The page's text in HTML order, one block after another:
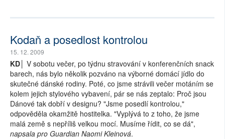
Kodaň a posedlost kontrolou
15. 12. 2009
KD│
V sobotu večer, po týdnu stravování v konferenčních snack
barech, nás bylo několik pozváno na výborné domácí jídlo do
skutečné dánské rodiny. Poté, co jsme strávili večer motáním se
kolem jejich stylového vybavení, pár se nás zeptalo: Proč jsou
Dánové tak dobří v designu? "Jsme posedlí kontrolou,"
odpověděla okamžitě hostitelka. "Vyplývá to z toho, že jsme
malá země s nepříliš velkou mocí. Musíme řídit, co se dá",
napsala pro Guardian Naomi Kleinová.